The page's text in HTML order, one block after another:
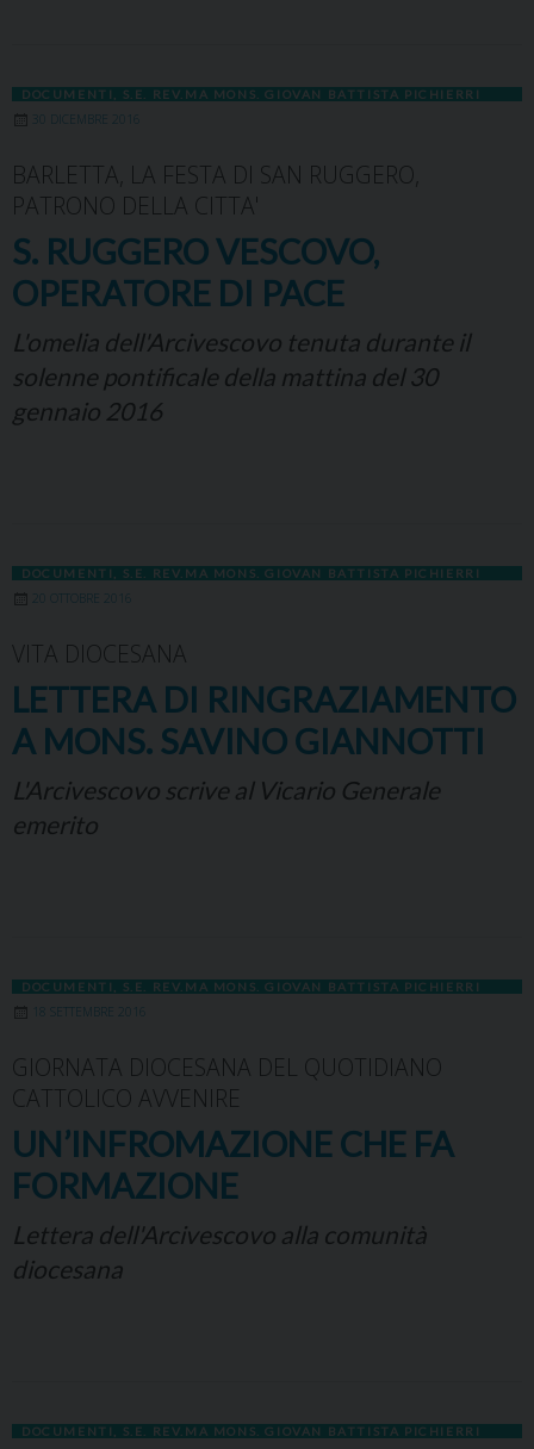
DOCUMENTI S.E. REV.MA MONS. GIOVAN BATTISTA PICHIERRI
30 DICEMBRE 2016
BARLETTA, LA FESTA DI SAN RUGGERO,
PATRONO DELLA CITTA'
S. RUGGERO VESCOVO,
OPERATORE DI PACE
L'omelia dell'Arcivescovo tenuta durante il
solenne pontificale della mattina del 30
gennaio 2016
DOCUMENTI S.E. REV.MA MONS. GIOVAN BATTISTA PICHIERRI
20 OTTOBRE 2016
VITA DIOCESANA
LETTERA DI RINGRAZIAMENTO
A MONS. SAVINO GIANNOTTI
L'Arcivescovo scrive al Vicario Generale
emerito
DOCUMENTI S.E. REV.MA MONS. GIOVAN BATTISTA PICHIERRI
18 SETTEMBRE 2016
GIORNATA DIOCESANA DEL QUOTIDIANO
CATTOLICO AVVENIRE
UN’INFROMAZIONE CHE FA
FORMAZIONE
Lettera dell'Arcivescovo alla comunità
diocesana
DOCUMENTI S.E. REV.MA MONS. GIOVAN BATTISTA PICHIERRI